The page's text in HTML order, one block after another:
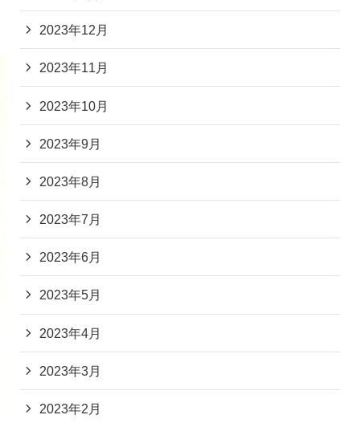
2023年12月
2023年11月
2023年10月
2023年9月
2023年8月
2023年7月
2023年6月
2023年5月
2023年4月
2023年3月
2023年2月